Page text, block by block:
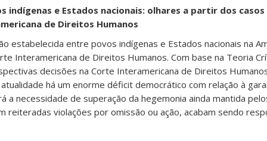
indígenas e Estados nacionais: olhares a partir dos
de Direitos Humanos
estabelecida entre povos indígenas e Estados nacionais na
Interamericana de Direitos Humanos. Com base na Teoria
decisões na Corte Interamericana de Direitos
há um enorme déficit democrático com relação à
a necessidade de superação da hegemonia ainda mantida
reiteradas violações por omissão ou ação, acabam sendo